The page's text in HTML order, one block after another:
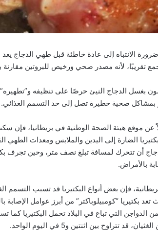
الانتباه إلى عادة خاطئة قبل طهي الدجاج
تقريبًا، لأنه مصدر صحي ورخيص للبروتين مقارنة
بغسل الدجاج النيئ حرصًا على تنظيفه
بمشاكل صحية خطيرة تصل إلى حد التسمم الغذائي.
موقع هيئة الصحة الوطنية في بريطانيا، فإن
الضارة إلى اليدين والملابس ومعدات الطهي
أن تتحرك لمسافة تبلغ نصف متر، وحين تجرف
بالأمراض.
فإن بعض أنواع البكتيريا قد تسبب التسمم
بكتيريا “كومبيلوباكتر” من أبرز عوامل الإصابة
أن 50 بالمئة من الدواجن التي تباع في البلاد تحمل
تتراوح بين اثنتين و5 في اليوم الواحد.